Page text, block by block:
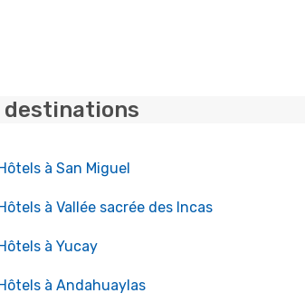
destinations
à San Miguel
à Vallée sacrée des Incas
à Yucay
à Andahuaylas